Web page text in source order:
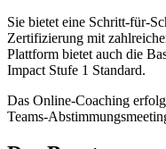
Sie bietet eine Schritt-für-
Zertifizierung mit
Plattform bietet auch die
Impact Stufe 1 Standard.
Das Online-Coaching
Teams-